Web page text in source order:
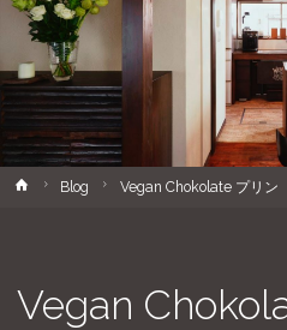
ホ
Blog Vegan Chokolate プリン
Vegan